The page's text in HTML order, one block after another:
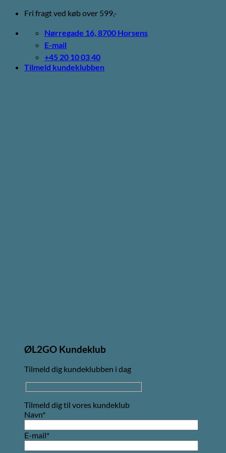
Fortsæt
indhold
Fri fragt ved køb over 599,-
Nørregade 16, 8700 Horsens
E-mail
+45 20 10 03 40
Tilmeld kundeklubben
ØL2GO Kundeklub
Tilmeld dig kundeklubben i dag
Tilmeld dig til vores kundeklub
Navn*
E-mail*